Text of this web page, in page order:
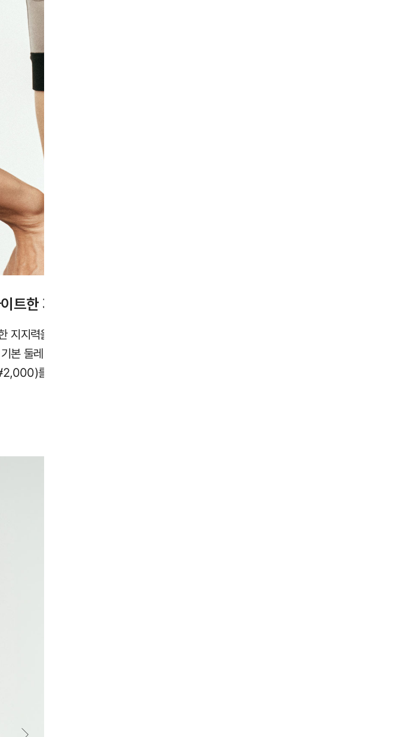
트한 지지력 & 편리한 후크 타입
지지력을 위해 일반 브라보다 타이트하게 설계되었습니다. 3단 후크
본 둘레 조절이 가능하며, 더 편안한 착용을 원하시면 연장 후크
를 추가로 사용해 둘레를 여유 있게 조절할 수 있습니다.